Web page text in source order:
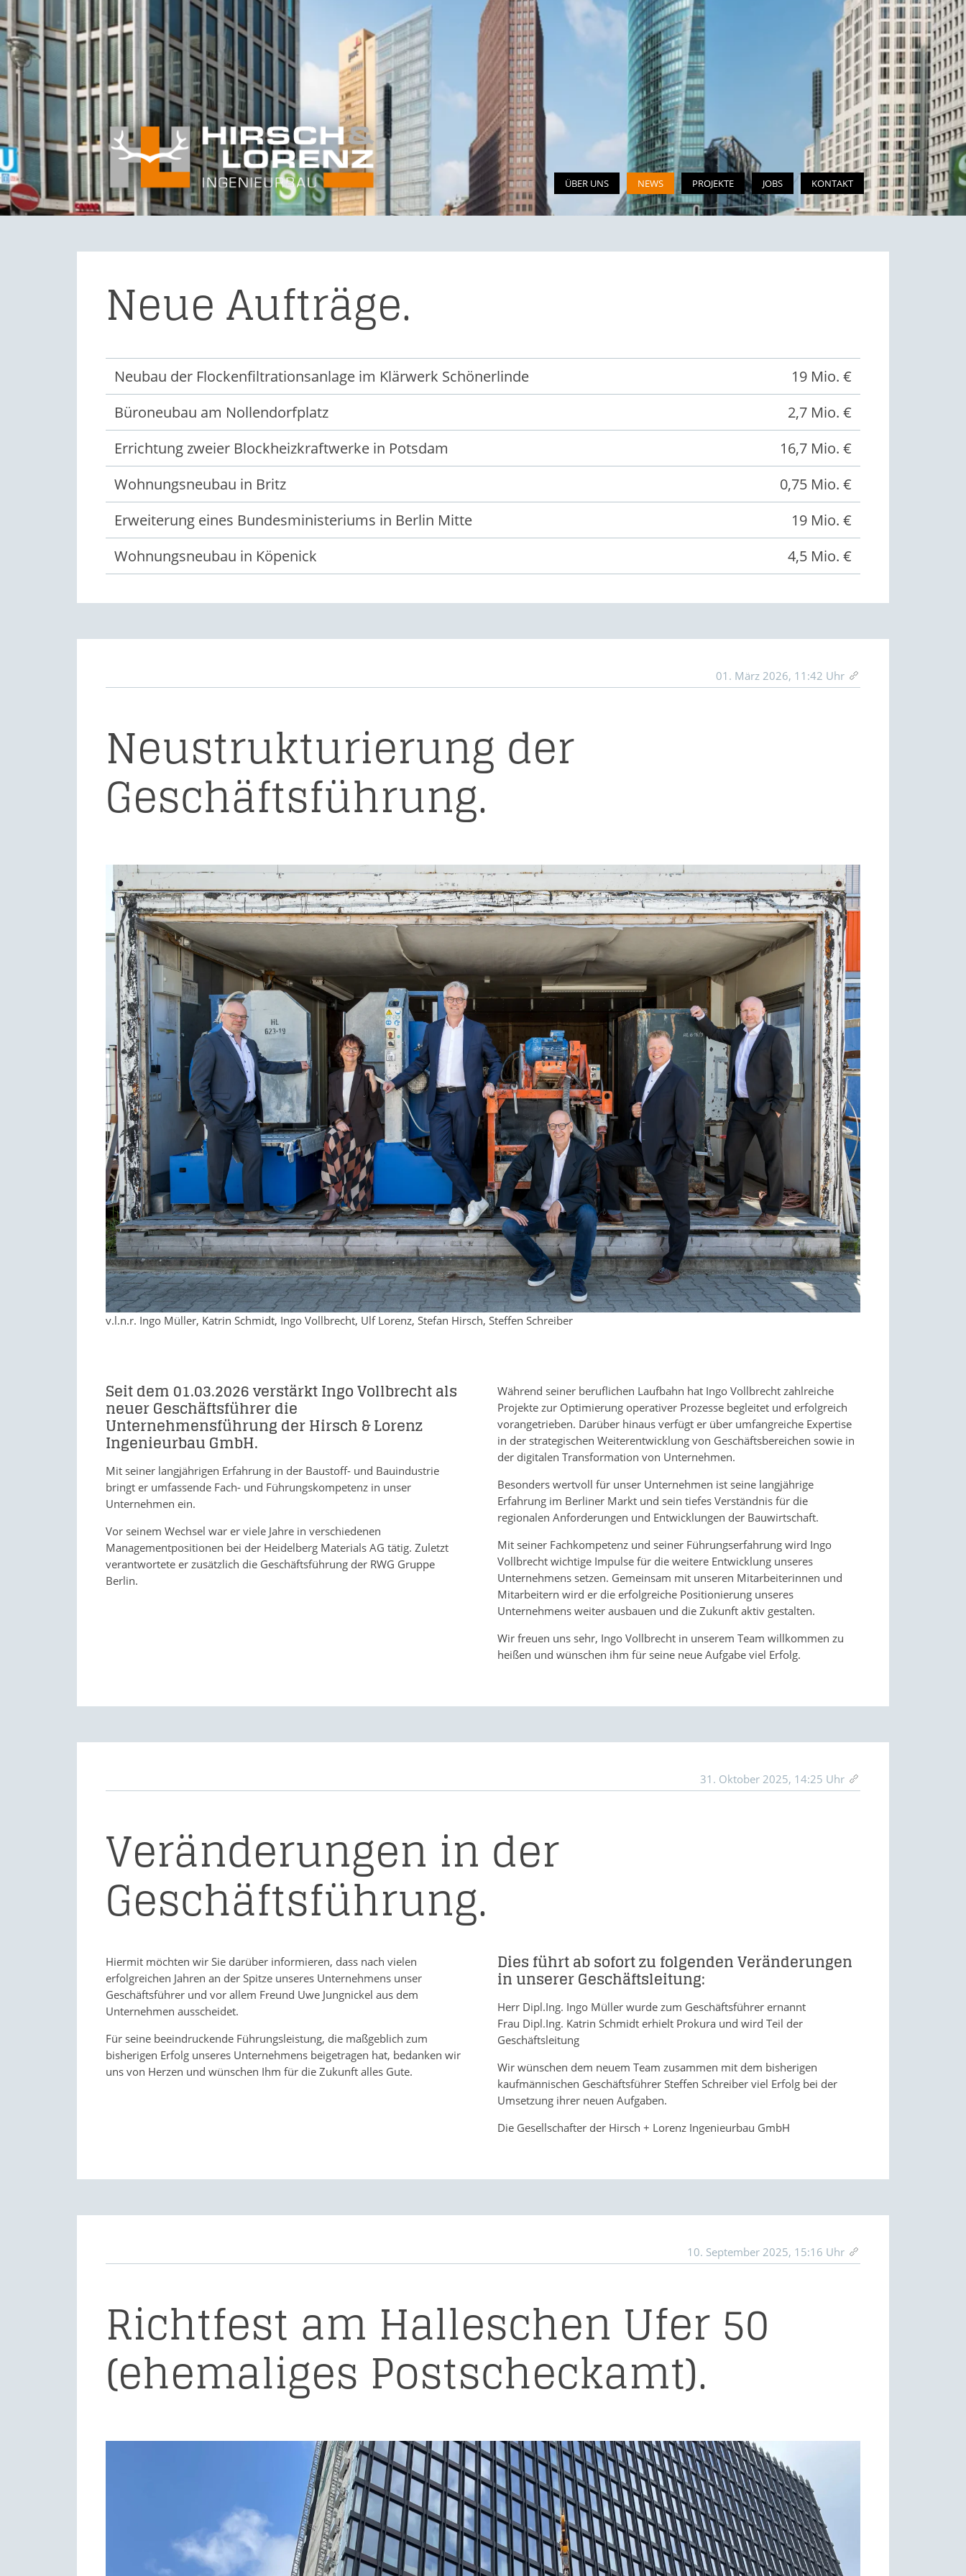
ÜBER UNS NEWS PROJEKTE JOBS KONTAKT
Neue Aufträge.
Neubau der Flockenfiltrationsanlage im Klärwerk Schönerlinde
19 Mio. €
Büroneubau am Nollendorfplatz
2,7 Mio. €
Errichtung zweier Blockheizkraftwerke in Potsdam
16,7 Mio. €
Wohnungsneubau in Britz
0,75 Mio. €
Erweiterung eines Bundesministeriums in Berlin Mitte
19 Mio. €
Wohnungsneubau in Köpenick
4,5 Mio. €
01. März 2026, 11:42 Uhr
Neustrukturierung der
Geschäftsführung.
v.l.n.r. Ingo Müller, Katrin Schmidt, Ingo Vollbrecht, Ulf Lorenz, Stefan Hirsch, Steffen Schreiber
Seit dem 01.03.2026 verstärkt Ingo Vollbrecht als
neuer Geschäftsführer die
Unternehmensführung der Hirsch & Lorenz
Ingenieurbau GmbH.
Mit seiner langjährigen Erfahrung in der Baustoff- und Bauindustrie
bringt er umfassende Fach- und Führungskompetenz in unser
Unternehmen ein.
Vor seinem Wechsel war er viele Jahre in verschiedenen
Managementpositionen bei der Heidelberg Materials AG tätig. Zuletzt
verantwortete er zusätzlich die Geschäftsführung der RWG Gruppe
Berlin.
Während seiner beruflichen Laufbahn hat Ingo Vollbrecht zahlreiche
Projekte zur Optimierung operativer Prozesse begleitet und erfolgreich
vorangetrieben. Darüber hinaus verfügt er über umfangreiche Expertise
in der strategischen Weiterentwicklung von Geschäftsbereichen sowie in
der digitalen Transformation von Unternehmen.
Besonders wertvoll für unser Unternehmen ist seine langjährige
Erfahrung im Berliner Markt und sein tiefes Verständnis für die
regionalen Anforderungen und Entwicklungen der Bauwirtschaft.
Mit seiner Fachkompetenz und seiner Führungserfahrung wird Ingo
Vollbrecht wichtige Impulse für die weitere Entwicklung unseres
Unternehmens setzen. Gemeinsam mit unseren Mitarbeiterinnen und
Mitarbeitern wird er die erfolgreiche Positionierung unseres
Unternehmens weiter ausbauen und die Zukunft aktiv gestalten.
Wir freuen uns sehr, Ingo Vollbrecht in unserem Team willkommen zu
heißen und wünschen ihm für seine neue Aufgabe viel Erfolg.
31. Oktober 2025, 14:25 Uhr
Veränderungen in der
Geschäftsführung.
Hiermit möchten wir Sie darüber informieren, dass nach vielen
erfolgreichen Jahren an der Spitze unseres Unternehmens unser
Geschäftsführer und vor allem Freund Uwe Jungnickel aus dem
Unternehmen ausscheidet.
Für seine beeindruckende Führungsleistung, die maßgeblich zum
bisherigen Erfolg unseres Unternehmens beigetragen hat, bedanken wir
uns von Herzen und wünschen Ihm für die Zukunft alles Gute.
Dies führt ab sofort zu folgenden Veränderungen
in unserer Geschäftsleitung:
Herr Dipl.Ing. Ingo Müller wurde zum Geschäftsführer ernannt
Frau Dipl.Ing. Katrin Schmidt erhielt Prokura und wird Teil der
Geschäftsleitung
Wir wünschen dem neuem Team zusammen mit dem bisherigen
kaufmännischen Geschäftsführer Steffen Schreiber viel Erfolg bei der
Umsetzung ihrer neuen Aufgaben.
Die Gesellschafter der Hirsch + Lorenz Ingenieurbau GmbH
10. September 2025, 15:16 Uhr
Richtfest am Halleschen Ufer 50
(ehemaliges Postscheckamt).